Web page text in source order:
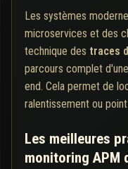
Les systèmes
microservices et des
technique des traces
parcours complet
end. Cela permet de
ralentissement ou
Les meilleures
monitoring APM